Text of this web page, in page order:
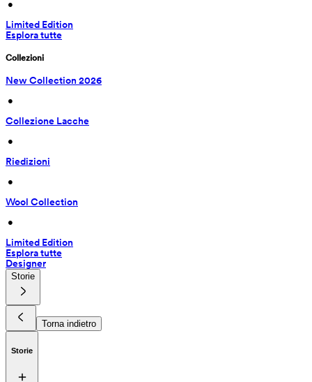
•
Limited Edition
Esplora tutte
Collezioni
New Collection 2026
•
Collezione Lacche
•
Riedizioni
•
Wool Collection
•
Limited Edition
Esplora tutte
Designer
Storie
Torna indietro
Storie